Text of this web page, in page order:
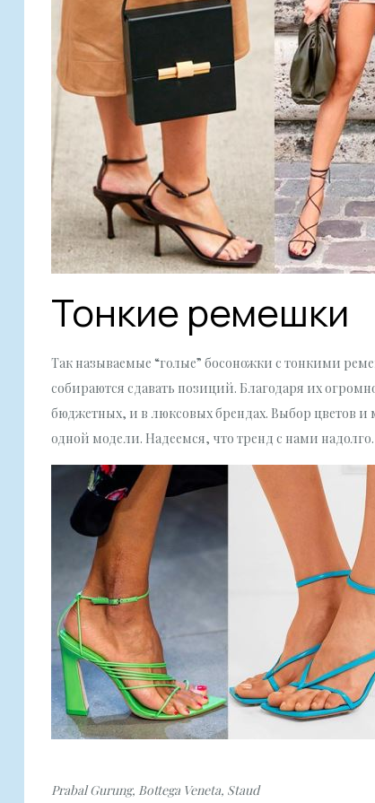
Тонкие ремешки
Так называемые “голые” босоножки с тонкими
собираются сдавать позиций. Благодаря их
бюджетных, и в люксовых брендах. Выбор цветов
одной модели. Надеемся, что тренд с нами надолго.
Prabal Gurung, Bottega Veneta, Staud